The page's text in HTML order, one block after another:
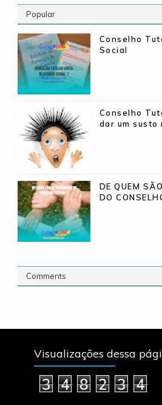
Popular
Conselho
Social
Conselho
dar um susto
DE QUEM
DO
Comments
Visualizações dessa
3 4 8 2 3 4